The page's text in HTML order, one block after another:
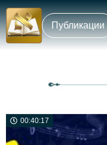
Публикации
00:40:17